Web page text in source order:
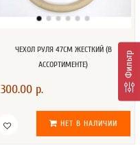
ЧЕХОЛ РУЛЯ 47СМ ЖЕСТКИЙ (В
АССОРТИМЕНТЕ)
300.00 р.
НЕТ В НАЛИЧИИ
Фильтр